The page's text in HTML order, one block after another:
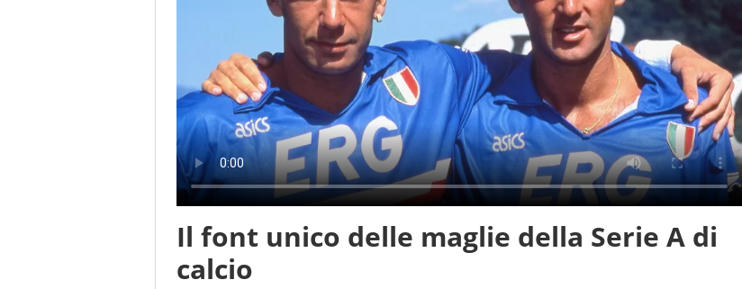
Il font unico delle maglie della Serie A di
calcio